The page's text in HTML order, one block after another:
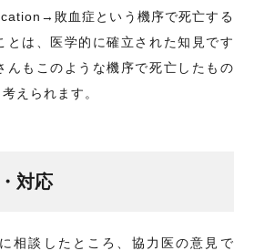
敗血症という機序で死亡する
とは、医学的に確立された知見です
んもこのような機序で死亡したもの
えられます。
対応
相談したところ、協力医の意見で